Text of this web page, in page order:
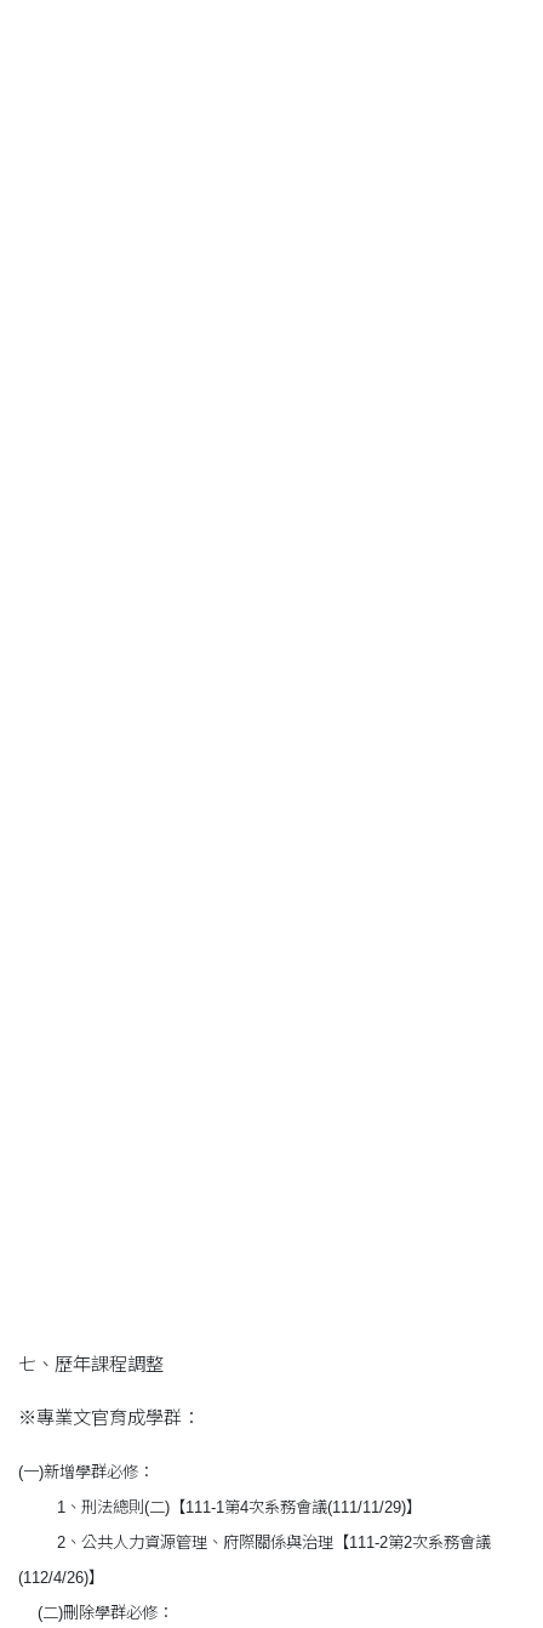
七、歷年課程調整
※專業文官育成學群：
(一)新增學群必修：
1、刑法總則(二)【111-1第4次系務會議(111/11/29)】
2、公共人力資源管理、府際關係與治理【111-2第2次系務會議
(112/4/26)】
(二)刪除學群必修：